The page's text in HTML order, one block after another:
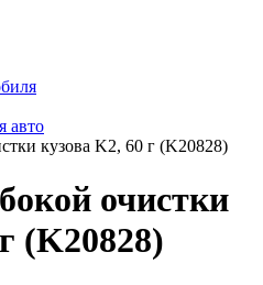
авто
кузова K2, 60 г (K20828)
очистки
(K20828)